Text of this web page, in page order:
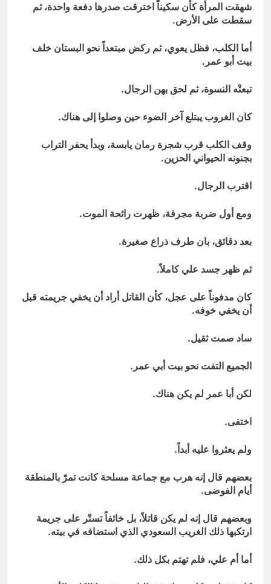
شهقت المرأة كأن سكيناً اخترقت صدرها دفعة واحدة، ثم
سقطت على الأرض.
أما الكلب، فظل يعوي، ثم ركض مبتعداً نحو البستان خلف
بيت أبو عمر.
تبعتْه النسوة، ثم لحق بهن الرجال.
كان الغروب يبتلع آخر الضوء حين وصلوا إلى هناك.
وقف الكلب قرب شجرة رمان يابسة، وبدأ يحفر التراب
بجنونه الحيواني الحزين.
اقترب الرجال.
ومع أول ضربة مجرفة، ظهرت رائحة الموت.
بعد دقائق، بان طرف ذراع صغيرة.
ثم ظهر جسد علي كاملاً.
كان مدفوناً على عجل، كأن القاتل أراد أن يخفي جريمته قبل
أن يخفي خوفه.
ساد صمت ثقيل.
الجميع التفت نحو بيت أبي عمر.
لكن أبا عمر لم يكن هناك.
اختفى.
ولم يعثروا عليه أبداً.
بعضهم قال إنه هرب مع جماعة مسلحة كانت تمرّ بالمنطقة
أيام الفوضى.
وبعضهم قال إنه لم يكن قاتلاً، بل خائفاً تستّر على جريمة
ارتكبها ذلك الغريب السعودي الذي استضافه في بيته.
أما أم علي، فلم تهتم بكل ذلك.